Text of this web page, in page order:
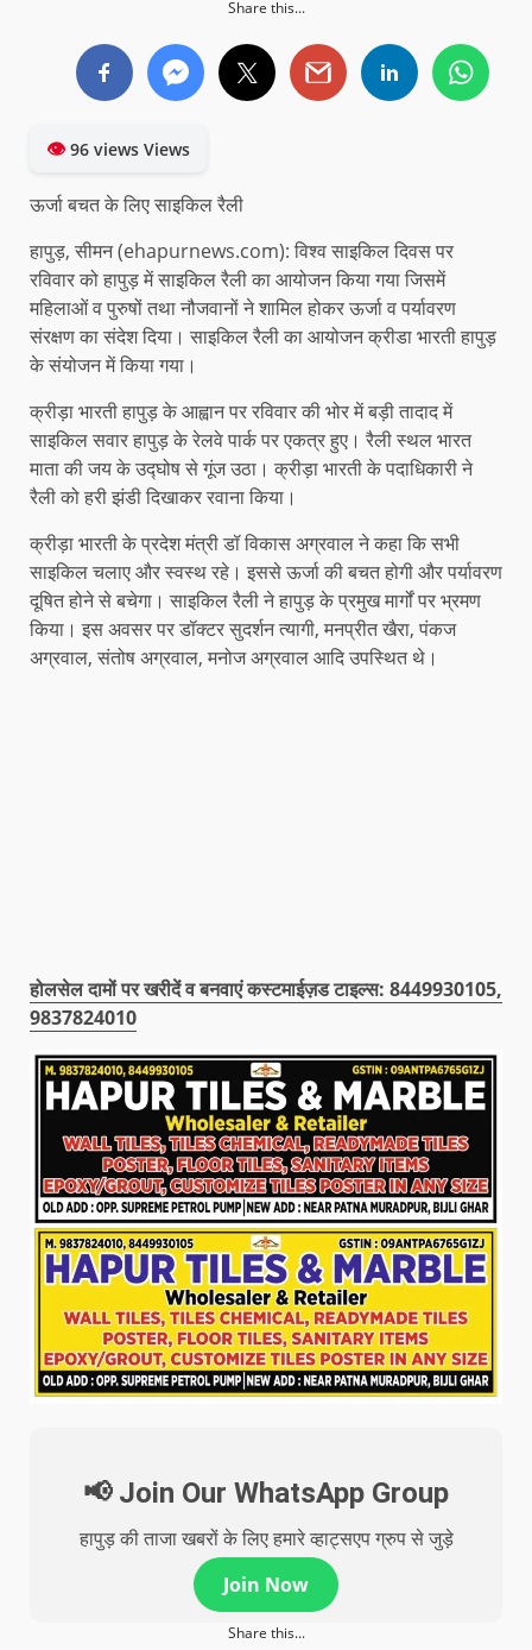
Share this...
👁96 views Views
ऊर्जा बचत के लिए साइकिल रैली
हापुड़, सीमन (ehapurnews.com): विश्व साइकिल दिवस पर
रविवार को हापुड़ में साइकिल रैली का आयोजन किया गया जिसमें
महिलाओं व पुरुषों तथा नौजवानों ने शामिल होकर ऊर्जा व पर्यावरण
संरक्षण का संदेश दिया। साइकिल रैली का आयोजन क्रीडा भारती हापुड़
के संयोजन में किया गया।
क्रीड़ा भारती हापुड़ के आह्वान पर रविवार की भोर में बड़ी तादाद में
साइकिल सवार हापुड़ के रेलवे पार्क पर एकत्र हुए। रैली स्थल भारत
माता की जय के उद्घोष से गूंज उठा। क्रीड़ा भारती के पदाधिकारी ने
रैली को हरी झंडी दिखाकर रवाना किया।
क्रीड़ा भारती के प्रदेश मंत्री डॉ विकास अग्रवाल ने कहा कि सभी
साइकिल चलाए और स्वस्थ रहे। इससे ऊर्जा की बचत होगी और पर्यावरण
दूषित होने से बचेगा। साइकिल रैली ने हापुड़ के प्रमुख मार्गों पर भ्रमण
किया। इस अवसर पर डॉक्टर सुदर्शन त्यागी, मनप्रीत खैरा, पंकज
अग्रवाल, संतोष अग्रवाल, मनोज अग्रवाल आदि उपस्थित थे।
होलसेल दामों पर खरीदें व बनवाएं कस्टमाईज़ड टाइल्स: 8449930105,
9837824010
📢 Join Our WhatsApp Group
हापुड़ की ताजा खबरों के लिए हमारे व्हाट्सएप ग्रुप से जुड़े
Join Now
Share this...